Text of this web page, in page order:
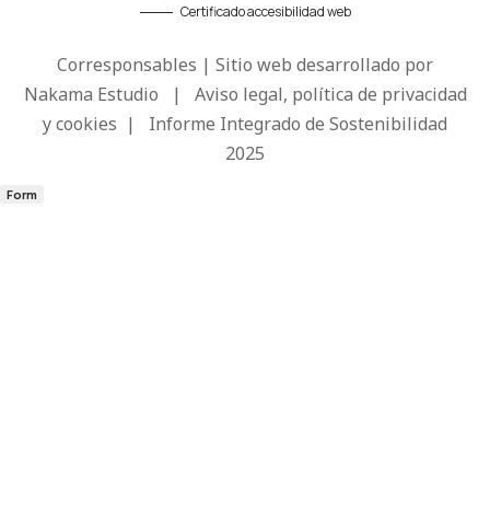
Certificado accesibilidad web
Corresponsables | Sitio web desarrollado por
Nakama Estudio | Aviso legal, política de privacidad
y cookies | Informe Integrado de Sostenibilidad
2025
Form